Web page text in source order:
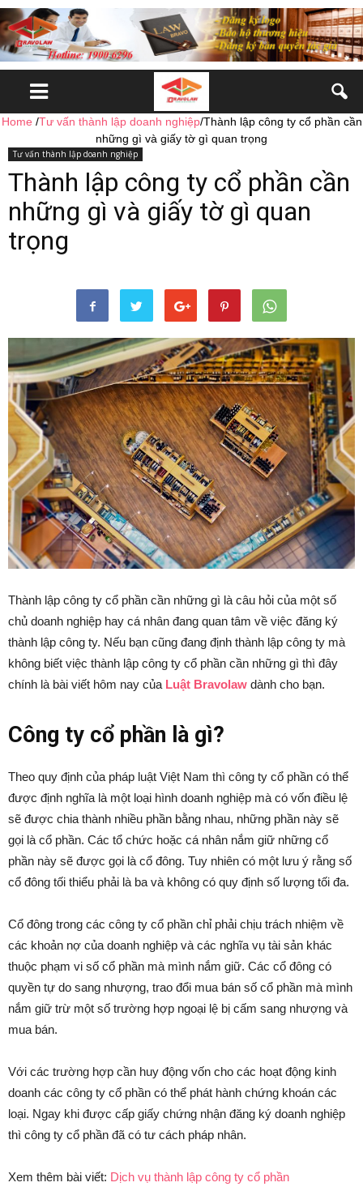
Home /Tư vấn thành lập doanh nghiệp/Thành lập công ty cổ phần cần
những gì và giấy tờ gì quan trọng
Tư vấn thành lập doanh nghiệp
Thành lập công ty cổ phần cần
những gì và giấy tờ gì quan
trọng
Thành lập công ty cổ phần cần những gì là câu hỏi của một số
chủ doanh nghiệp hay cá nhân đang quan tâm về việc đăng ký
thành lập công ty. Nếu bạn cũng đang định thành lập công ty mà
không biết việc thành lập công ty cổ phần cần những gì thì đây
chính là bài viết hôm nay của Luật Bravolaw dành cho bạn.
Công ty cổ phần là gì?
Theo quy định của pháp luật Việt Nam thì công ty cổ phần có thể
được định nghĩa là một loại hình doanh nghiệp mà có vốn điều lệ
sẽ được chia thành nhiều phần bằng nhau, những phần này sẽ
gọi là cổ phần. Các tổ chức hoặc cá nhân nắm giữ những cổ
phần này sẽ được gọi là cổ đông. Tuy nhiên có một lưu ý rằng số
cổ đông tối thiểu phải là ba và không có quy định số lượng tối đa.
Cổ đông trong các công ty cổ phần chỉ phải chịu trách nhiệm về
các khoản nợ của doanh nghiệp và các nghĩa vụ tài sản khác
thuộc phạm vi số cổ phần mà mình nắm giữ. Các cổ đông có
quyền tự do sang nhượng, trao đổi mua bán số cổ phần mà mình
nắm giữ trừ một số trường hợp ngoại lệ bị cấm sang nhượng và
mua bán.
Với các trường hợp cần huy động vốn cho các hoạt động kinh
doanh các công ty cổ phần có thể phát hành chứng khoán các
loại. Ngay khi được cấp giấy chứng nhận đăng ký doanh nghiệp
thì công ty cổ phần đã có tư cách pháp nhân.
Xem thêm bài viết: Dịch vụ thành lập công ty cổ phần